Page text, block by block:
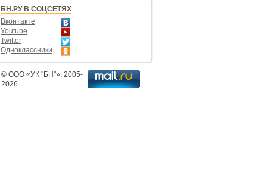
БН.РУ В СОЦСЕТЯХ
Вконтакте
Youtube
Twitter
Одноклассники
© ООО «УК "БН"», 2005-
2026